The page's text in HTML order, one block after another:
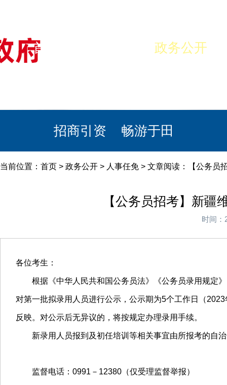
首页 政务公开
招商引资 畅游于田
当前位置： 首页 > 政务公开 > 人事任免 > 文章阅读：【公务员
【公务员招考】​新
时间：
各位考生：
根据《中华人民共和国公务员法》《公务员录用规定》
对第一批拟录用人员进行公示，公示期为5个工作日（
反映。对公示后无异议的，将按规定办理录用手续。
新录用人员报到及初任培训等相关事宜由所报考的自治
监督电话：0991－12380（仅受理监督举报）